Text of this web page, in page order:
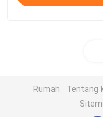
Rumah Tentang